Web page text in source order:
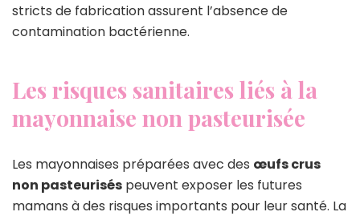
stricts de fabrication assurent l’absence de
contamination bactérienne.
Les risques sanitaires liés à la
mayonnaise non pasteurisée
Les mayonnaises préparées avec des œufs crus
non pasteurisés peuvent exposer les futures
mamans à des risques importants pour leur santé. La